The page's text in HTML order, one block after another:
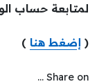
لمتابعة حساب
( إضغط هنا )
Share on ...